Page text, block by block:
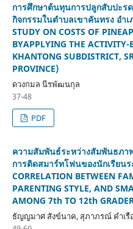
การศึกษาต้นทุนการปลูกสับปะร
กิจกรรมในตำบลเขาคันทรง อำ
STUDY ON COSTS OF
BYAPPLYING THE
KHANTONG SUBDISTRICT,
PROVINCE)
ดวงกมล นีรพัฒนกุล
37-48
PDF
ความสัมพันธ์ระหว่างสัมพันธภา
การติดสมาร์ทโฟนของนักเรียน
CORRELATION BETWEEN
PARENTING STYLE, AND
AMONG 7th TO 12th
ธัญญมาศ สังข์นาค, สุภาภรณ์ คำเรื